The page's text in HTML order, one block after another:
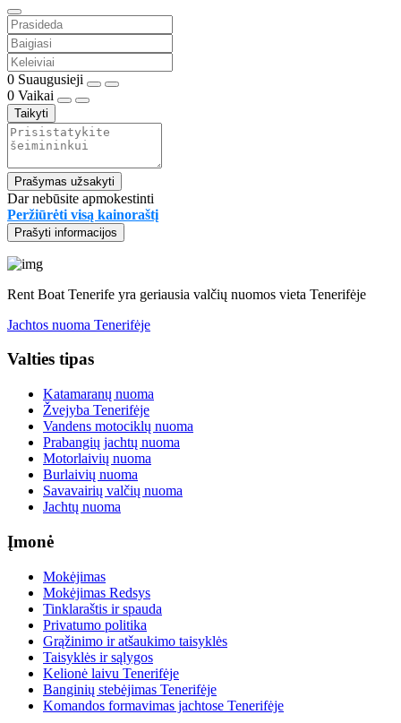
0 Suaugusieji
0 Vaikai
Taikyti
Prašymas užsakyti
Dar nebūsite apmokestinti
Peržiūrėti visą kainoraštį
Prašyti informacijos
Rent Boat Tenerife yra geriausia valčių nuomos vieta Tenerifėje
Jachtos nuoma Tenerifėje
Valties tipas
Katamaranų nuoma
Žvejyba Tenerifėje
Vandens motociklų nuoma
Prabangių jachtų nuoma
Motorlaivių nuoma
Burlaivių nuoma
Savavairių valčių nuoma
Jachtų nuoma
Įmonė
Mokėjimas
Mokėjimas Redsys
Tinklaraštis ir spauda
Privatumo politika
Grąžinimo ir atšaukimo taisyklės
Taisyklės ir sąlygos
Kelionė laivu Tenerifėje
Banginių stebėjimas Tenerifėje
Komandos formavimas jachtose Tenerifėje